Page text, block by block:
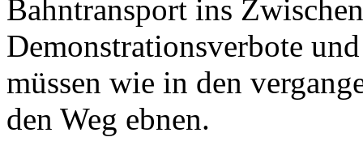
Bahntransport ins
Demonstrationsverbote
müssen wie in den
den Weg ebnen.